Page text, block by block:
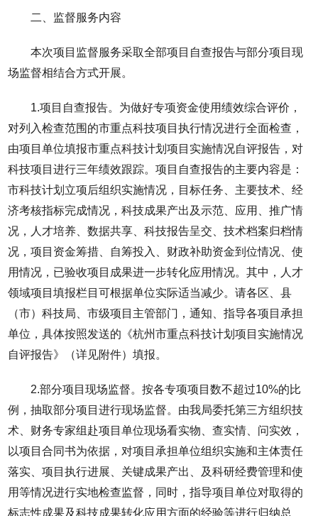
二、监督服务内容
本次项目监督服务采取全部项目自查报告与部分项目现
场监督相结合方式开展。
1.项目自查报告。为做好专项资金使用绩效综合评价，
对列入检查范围的市重点科技项目执行情况进行全面检查，
由项目单位填报市重点科技计划项目实施情况自评报告，对
科技项目进行三年绩效跟踪。项目自查报告的主要内容是：
市科技计划立项后组织实施情况，目标任务、主要技术、经
济考核指标完成情况，科技成果产出及示范、应用、推广情
况，人才培养、数据共享、科技报告呈交、技术档案归档情
况，项目资金筹措、自筹投入、财政补助资金到位情况、使
用情况，已验收项目成果进一步转化应用情况。其中，人才
领域项目填报栏目可根据单位实际适当减少。请各区、县
（市）科技局、市级项目主管部门，通知、指导各项目承担
单位，具体按照发送的《杭州市重点科技计划项目实施情况
自评报告》（详见附件）填报。
2.部分项目现场监督。按各专项项目数不超过10%的比
例，抽取部分项目进行现场监督。由我局委托第三方组织技
术、财务专家组赴项目单位现场看实物、查实情、问实效，
以项目合同书为依据，对项目承担单位组织实施和主体责任
落实、项目执行进展、关键成果产出、及科研经费管理和使
用等情况进行实地检查监督，同时，指导项目单位对取得的
标志性成果及科技成果转化应用方面的经验等进行归纳总